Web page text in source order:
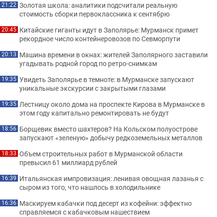
21:22 Золотая школа: аналитики подсчитали реальную
стоимость сборки первоклассника к сентябрю
20:45 Китайские гиганты идут в Заполярье: Мурманск примет
рекордное число контейнеровозов по Севморпути
20:13 Машина времени в окнах: жителей Заполярного заставили
угадывать родной город по ретро-снимкам
19:35 Увидеть Заполярье в темноте: в Мурманске запускают
уникальные экскурсии с закрытыми глазами
19:35 Лестницу около дома на проспекте Кирова в Мурманске в
этом году капитально ремонтировать не будут
18:56 Борщевик вместо шахтеров? На Кольском полуострове
запускают «зеленую» добычу редкоземельных металлов
18:33 Объем строительных работ в Мурманской области
превысил 61 миллиард рублей
16:39 Итальянская импровизация: ленивая овощная лазанья с
сыром из того, что нашлось в холодильнике
16:36 Маскируем кабачки под десерт из кофейни: эффектно
справляемся с кабачковым нашествием